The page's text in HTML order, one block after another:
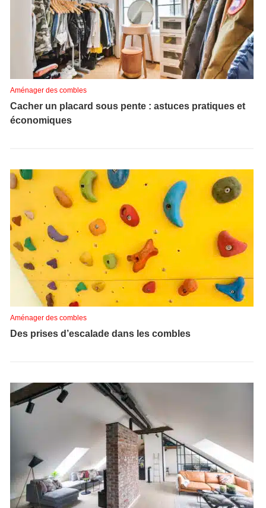
Aménager des combles
Cacher un placard sous pente : astuces pratiques et
économiques
Aménager des combles
Des prises d’escalade dans les combles